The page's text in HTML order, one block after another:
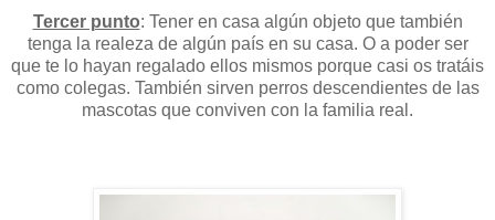
Tercer punto: Tener en casa algún objeto que también
tenga la realeza de algún país en su casa. O a poder ser
que te lo hayan regalado ellos mismos porque casi os tratáis
como colegas. También sirven perros descendientes de las
mascotas que conviven con la familia real.